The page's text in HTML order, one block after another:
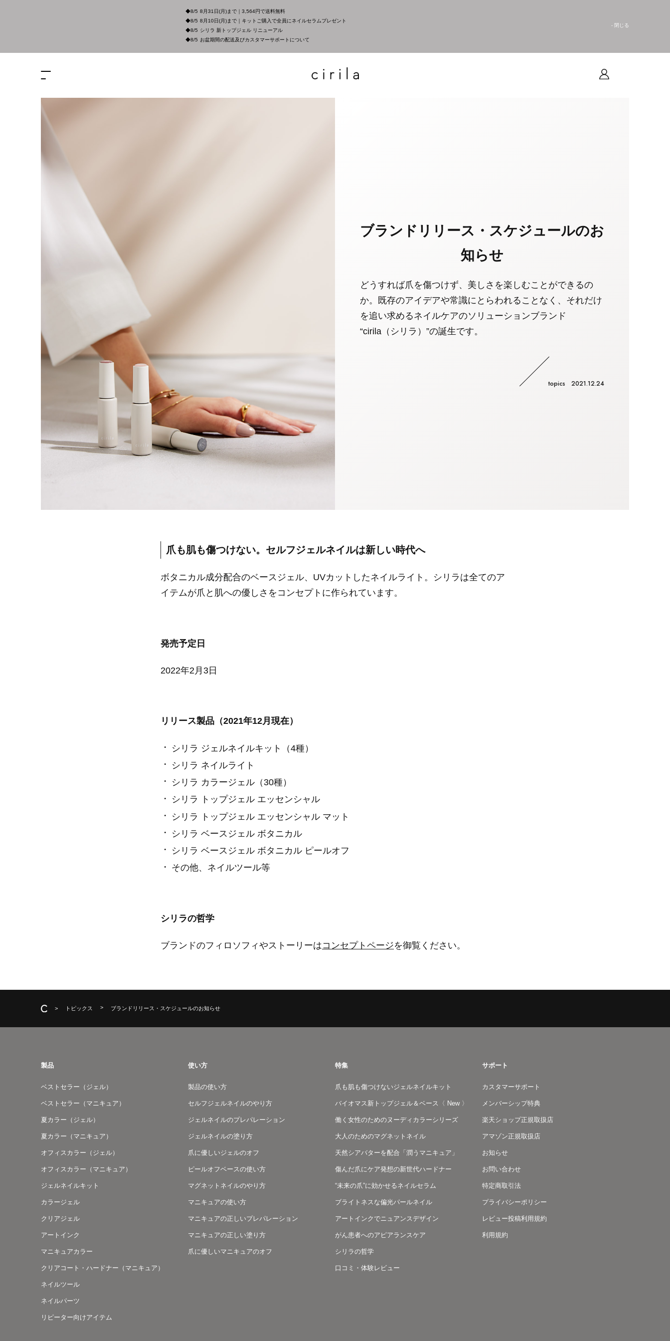
◆8/5 8月31日(月)まで｜3,564円で送料無料
◆8/5 8月10日(月)まで｜キットご購入で全員にネイルセラムプレゼント
◆8/5 シリラ 新トップジェル リニューアル
◆8/5 お盆期間の配送及びカスタマーサポートについて
- 閉じる
ブランドリリース・スケジュールのお
知らせ
どうすれば爪を傷つけず、美しさを楽しむことができるの
か。既存のアイデアや常識にとらわれることなく、それだけ
を追い求めるネイルケアのソリューションブランド
“cirila（シリラ）”の誕生です。
topics 2021.12.24
爪も肌も傷つけない。セルフジェルネイルは新しい時代へ
ボタニカル成分配合のベースジェル、UVカットしたネイルライト。シリラは全てのア
イテムが爪と肌への優しさをコンセプトに作られています。
発売予定日
2022年2月3日
リリース製品（2021年12月現在）
シリラ ジェルネイルキット（4種）
シリラ ネイルライト
シリラ カラージェル（30種）
シリラ トップジェル エッセンシャル
シリラ トップジェル エッセンシャル マット
シリラ ベースジェル ボタニカル
シリラ ベースジェル ボタニカル ピールオフ
その他、ネイルツール等
シリラの哲学
ブランドのフィロソフィやストーリーはコンセプトページを御覧ください。
トピックス ブランドリリース・スケジュールのお知らせ
製品
ベストセラー（ジェル）
ベストセラー（マニキュア）
夏カラー（ジェル）
夏カラー（マニキュア）
オフィスカラー（ジェル）
オフィスカラー（マニキュア）
ジェルネイルキット
カラージェル
クリアジェル
アートインク
マニキュアカラー
クリアコート・ハードナー（マニキュア）
ネイルツール
ネイルパーツ
リピーター向けアイテム
使い方
製品の使い方
セルフジェルネイルのやり方
ジェルネイルのプレパレーション
ジェルネイルの塗り方
爪に優しいジェルのオフ
ピールオフベースの使い方
マグネットネイルのやり方
マニキュアの使い方
マニキュアの正しいプレパレーション
マニキュアの正しい塗り方
爪に優しいマニキュアのオフ
特集
爪も肌も傷つけないジェルネイルキット
バイオマス新トップジェル＆ベース〈 New 〉
働く女性のためのヌーディカラーシリーズ
大人のためのマグネットネイル
天然シアバターを配合「潤うマニキュア」
傷んだ爪にケア発想の新世代ハードナー
“未来の爪”に効かせるネイルセラム
ブライトネスな偏光パールネイル
アートインクでニュアンスデザイン
がん患者へのアピアランスケア
シリラの哲学
口コミ・体験レビュー
サポート
カスタマーサポート
メンバーシップ特典
楽天ショップ正規取扱店
アマゾン正規取扱店
お知らせ
お問い合わせ
特定商取引法
プライバシーポリシー
レビュー投稿利用規約
利用規約